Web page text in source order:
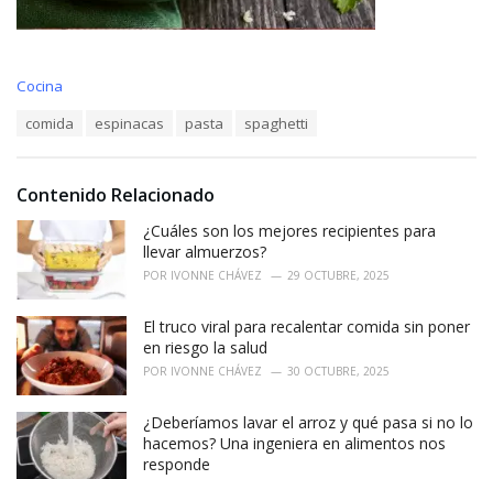
C
o
r
i
Cocina
:
comida espinacas pasta spaghetti
Contenido Relacionado
¿Cuáles son los mejores recipientes para
llevar almuerzos?
POR IVONNE CHÁVEZ 29 OCTUBRE, 2025
El truco viral para recalentar comida sin poner
en riesgo la salud
POR IVONNE CHÁVEZ 30 OCTUBRE, 2025
¿Deberíamos lavar el arroz y qué pasa si no lo
hacemos? Una ingeniera en alimentos nos
responde